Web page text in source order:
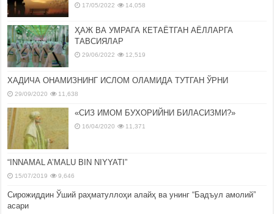
17/05/2022 14,058
ҲАЖ ВА УМРАГА КЕТАЁТГАН АЁЛЛАРГА
ТАВСИЯЛАР
29/06/2022 12,519
ХАДИЧА ОНАМИЗНИНГ ИСЛОМ ОЛАМИДА ТУТГАН ЎРНИ
29/09/2020 11,638
«СИЗ ИМОМ БУХОРИЙНИ БИЛАСИЗМИ?»
16/04/2020 11,371
“INNAMAL A’MALU BIN NIYYATI”
15/07/2019 9,646
Сирожиддин Ўший раҳматуллоҳи алайҳ ва унинг “Бадъул амолий”
асари